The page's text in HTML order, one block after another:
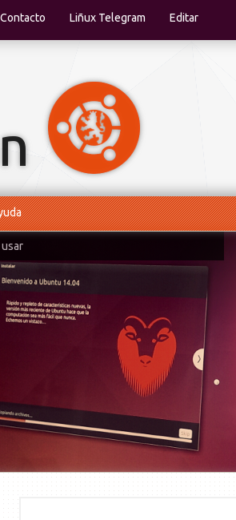
Contacto Liñux Telegram Editar